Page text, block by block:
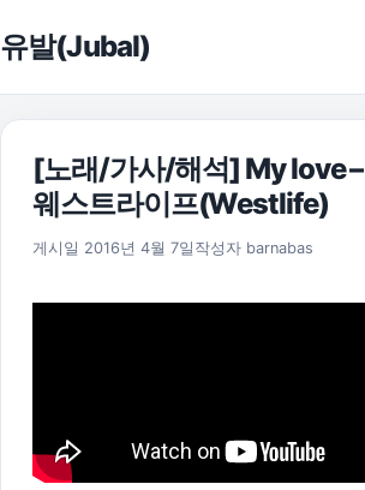
유발(Jubal)
[노래/가사/해석] My love –
웨스트라이프(Westlife)
게시일 2016년 4월 7일 2021년 8월 6일
작성자 barnabas